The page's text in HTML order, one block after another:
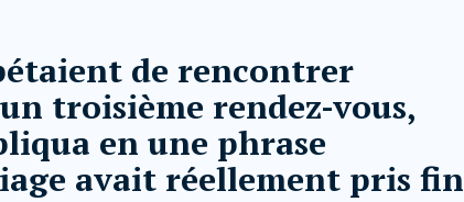
de rencontrer
troisième rendez-vous,
en une phrase
avait réellement pris fin